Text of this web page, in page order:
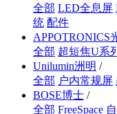
全部 LED全息屏
统 配件
APPOTRONICS
全部 超短焦U系
Unilumin洲明 /
全部 户内常规屏
BOSE博士 /
全部 FreeSpace